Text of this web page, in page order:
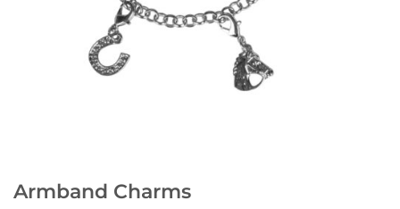
Armband Charms